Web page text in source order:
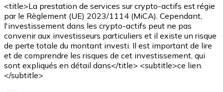
<title>La prestation de services sur crypto-actifs est régie
par le Règlement (UE) 2023/1114 (MiCA). Cependant,
l'investissement dans les crypto-actifs peut ne pas
convenir aux investisseurs particuliers et il existe un risque
de perte totale du montant investi. Il est important de lire
et de comprendre les risques de cet investissement, qui
sont expliqués en détail dans</title> <subtitle>ce lien.
</subtitle>